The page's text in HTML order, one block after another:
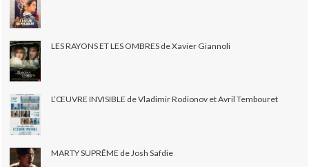
LES RAYONS ET LES OMBRES de Xavier Giannoli
L’ŒUVRE INVISIBLE de Vladimir Rodionov et Avril Tembouret
MARTY SUPRÊME de Josh Safdie